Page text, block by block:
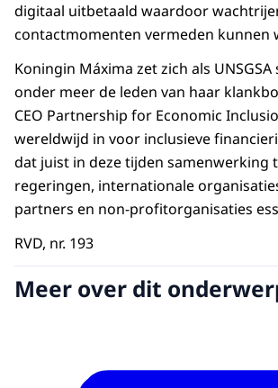
digitaal uitbetaald waardoor
contactmomenten vermeden kunnen
Koningin Máxima zet zich als
onder meer de leden van haar
CEO Partnership for Economic
wereldwijd in voor inclusieve
dat juist in deze tijden samenwerking
regeringen, internationale
partners en non-profitorganisaties
RVD, nr. 193
Meer over dit